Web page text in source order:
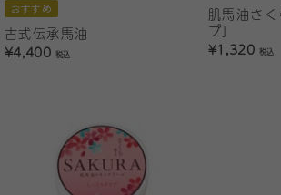
おすすめ
古式伝承馬油
¥4,400税込
肌馬油さ
プ]
¥1,320税込